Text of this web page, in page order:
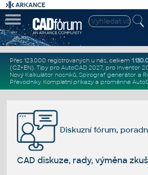
Přes 123.000 registrovaných u nás, celkem
(CZ+EN). Tipy pro AutoCAD 2027, pro Inventor
Nový Kalkulátor nosníků, Spirograf generátor a
Převodníky. Kompletní příkazya proměnné
Diskuzní fórum,
CAD diskuze, rady, výměna